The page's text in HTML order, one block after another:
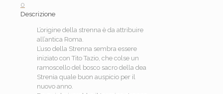
0
Descrizione
L’origine della strenna è da attribuire
all’antica Roma.
L’uso della Strenna sembra essere
iniziato con Tito Tazio, che colse un
ramoscello del bosco sacro della dea
Strenia quale buon auspicio per il
nuovo anno.